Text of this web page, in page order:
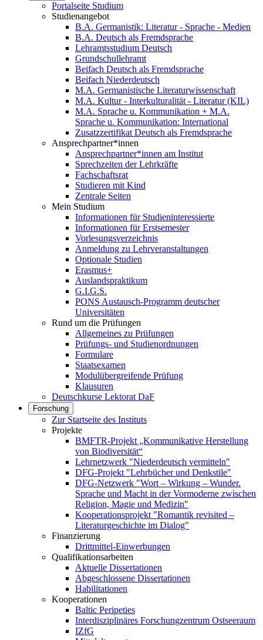
Portalseite Studium
Studienangebot
B.A. Germanistik: Literatur - Sprache - Medien
B.A. Deutsch als Fremdsprache
Lehramtsstudium Deutsch
Grundschullehramt
Beifach Deutsch als Fremdsprache
Beifach Niederdeutsch
M.A. Germanistische Literaturwissenschaft
M.A. Kultur - Interkulturalität - Literatur (KIL)
M.A. Sprache u. Kommunikation + M.A.
Sprache u. Kommunikation: International
Zusatzzertifikat Deutsch als Fremdsprache
Ansprechpartner*innen
Ansprechpartner*innen am Institut
Sprechzeiten der Lehrkräfte
Fachschaftsrat
Studieren mit Kind
Zentrale Seiten
Mein Studium
Informationen für Studieninteressierte
Informationen für Erstsemester
Vorlesungsverzeichnis
Anmeldung zu Lehrveranstaltungen
Optionale Studien
Erasmus+
Auslandspraktikum
G.I.G.S.
PONS Austausch-Programm deutscher
Universitäten
Rund um die Prüfungen
Allgemeines zu Prüfungen
Prüfungs- und Studienordnungen
Formulare
Staatsexamen
Modulübergreifende Prüfung
Klausuren
Deutschkurse Lektorat DaF
Forschung
Zur Startseite des Instituts
Projekte
BMFTR-Projekt „Kommunikative Herstellung
von Biodiversität“
Lehrnetzwerk "Niederdeutsch vermitteln"
DFG-Projekt "Lehrbücher und Denkstile"
DFG-Netzwerk "Wort – Wirkung – Wunder.
Sprache und Macht in der Vormoderne zwischen
Religion, Magie und Medizin"
Kooperationsprojekt "Romantik revisited –
Literaturgeschichte im Dialog"
Finanzierung
Drittmittel-Einwerbungen
Qualifikationsarbeiten
Aktuelle Dissertationen
Abgeschlossene Dissertationen
Habilitationen
Kooperationen
Baltic Peripeties
Interdisziplinäres Forschungzentrum Ostseeraum
IZfG